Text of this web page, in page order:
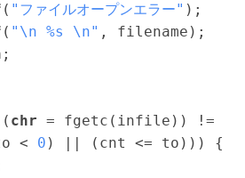
( "ファイルオープンエラー" );
( "\n %s \n" , filename);
;
chr = fgetc(infile)) !=
<
0 ) || (cnt <= to))) {